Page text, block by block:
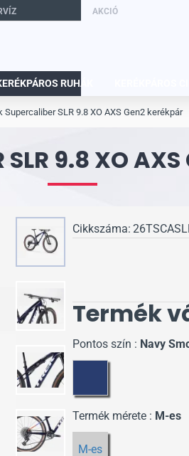
AKCIÓ
RUHÁK
SLR 9.8 XO
Supercaliber SLR 9.8 XO AXS Gen2 kerékpár
Cikkszáma:
Termék
Pontos szín : Navy
Termék mérete : M-es
M-es